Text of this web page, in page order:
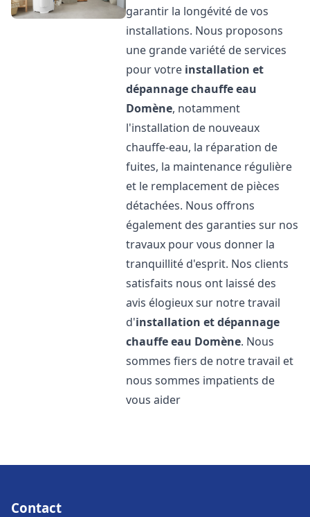
garantir la longévité de vos
installations. Nous proposons
une grande variété de services
pour votre installation et
dépannage chauffe eau
Domène, notamment
l'installation de nouveaux
chauffe-eau, la réparation de
fuites, la maintenance régulière
et le remplacement de pièces
détachées. Nous offrons
également des garanties sur nos
travaux pour vous donner la
tranquillité d'esprit. Nos clients
satisfaits nous ont laissé des
avis élogieux sur notre travail
d'installation et dépannage
chauffe eau Domène. Nous
sommes fiers de notre travail et
nous sommes impatients de
vous aider
Contact